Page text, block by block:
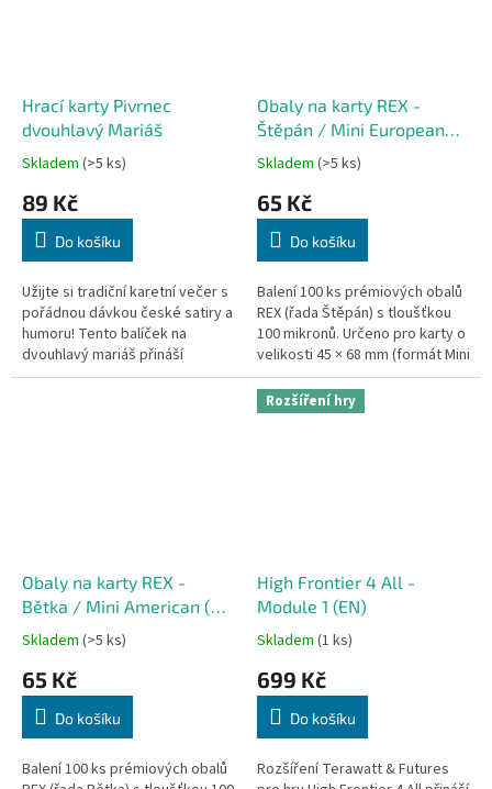
Hrací karty Pivrnec
dvouhlavý Mariáš
Skladem (>5 ks)
89 Kč
Do košíku
Užijte si tradiční karetní večer s
pořádnou dávkou české satiry a
humoru! Tento balíček na
dvouhlavý mariáš přináší
klasický karetní zážitek
Obaly na karty REX -
Štěpán / Mini European
(46 x 71 mm) - 100 ks
Skladem (>5 ks)
65 Kč
Do košíku
Balení 100 ks prémiových obalů
REX (řada Štěpán) s tloušťkou
100 mikronů. Určeno pro karty o
velikosti 45 × 68 mm (formát Mini
European). Vhodné pro hry jako
Jízdenky, prosím!,...
Obaly na karty REX -
Bětka / Mini American (44
x 67 mm) - 100 ks
Skladem (>5 ks)
65 Kč
Do košíku
Balení 100 ks prémiových obalů
Rozšíření hry
High Frontier 4 All -
Module 1 (EN)
Skladem (1 ks)
699 Kč
Do košíku
Rozšíření Terawatt & Futures